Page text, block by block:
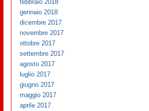
febbraio 2018
gennaio 2018
dicembre 2017
novembre 2017
ottobre 2017
settembre 2017
agosto 2017
luglio 2017
giugno 2017
maggio 2017
aprile 2017